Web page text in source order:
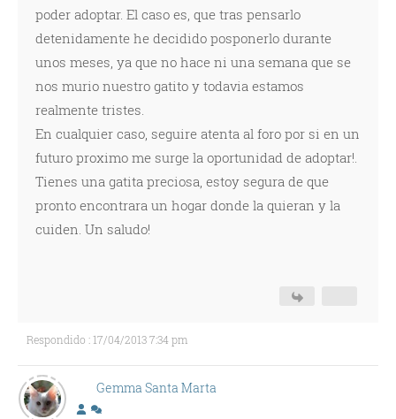
poder adoptar. El caso es, que tras pensarlo
detenidamente he decidido posponerlo durante
unos meses, ya que no hace ni una semana que se
nos murio nuestro gatito y todavia estamos
realmente tristes.
En cualquier caso, seguire atenta al foro por si en un
futuro proximo me surge la oportunidad de adoptar!.
Tienes una gatita preciosa, estoy segura de que
pronto encontrara un hogar donde la quieran y la
cuiden. Un saludo!
Respondido : 17/04/2013 7:34 pm
Gemma Santa Marta